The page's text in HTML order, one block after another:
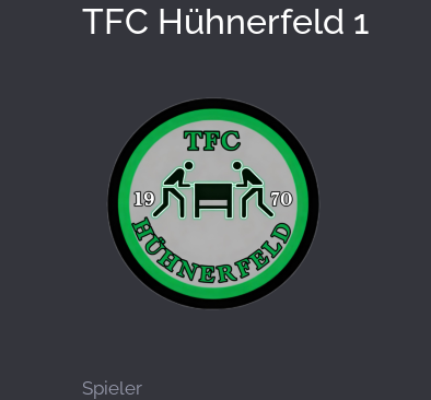
TFC Hühnerfeld 1
Spieler